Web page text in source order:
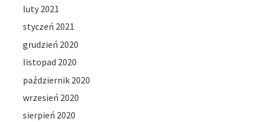
luty 2021
styczeń 2021
grudzień 2020
listopad 2020
październik 2020
wrzesień 2020
sierpień 2020